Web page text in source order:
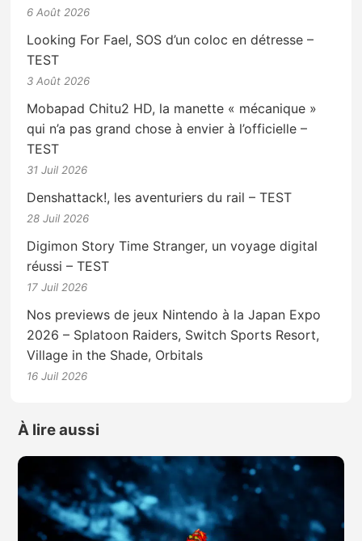
6 Août 2026
Looking For Fael, SOS d’un coloc en détresse –
TEST
3 Août 2026
Mobapad Chitu2 HD, la manette « mécanique »
qui n’a pas grand chose à envier à l’officielle –
TEST
31 Juil 2026
Denshattack!, les aventuriers du rail – TEST
28 Juil 2026
Digimon Story Time Stranger, un voyage digital
réussi – TEST
17 Juil 2026
Nos previews de jeux Nintendo à la Japan Expo
2026 – Splatoon Raiders, Switch Sports Resort,
Village in the Shade, Orbitals
16 Juil 2026
À lire aussi